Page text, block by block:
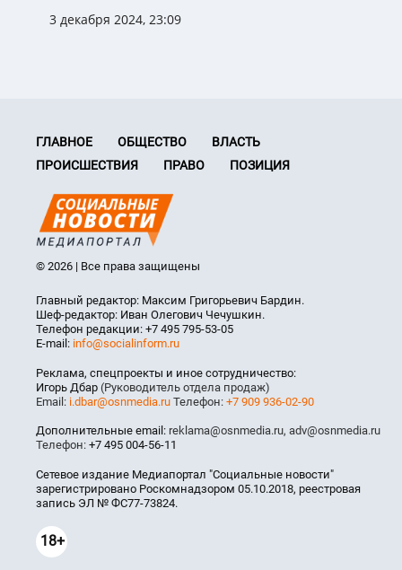
3 декабря 2024, 23:09
ГЛАВНОЕ ОБЩЕСТВО
ВЛАСТЬ
ПРОИСШЕСТВИЯ
ПРАВО ПОЗИЦИЯ
© 2026 | Все права защищены
Главный редактор: Максим Григорьевич Бардин.
Шеф-редактор: Иван Олегович Чечушкин.
Телефон редакции: +7 495 795-53-05
E-mail: info@socialinform.ru
Реклама, спецпроекты и иное сотрудничество:
Игорь Дбар (Руководитель отдела продаж)
Email: i.dbar@osnmedia.ru Телефон: +7 909 936-02-90
Дополнительные email: reklama@osnmedia.ru, adv@osnmedia.ru
Телефон: +7 495 004-56-11
Сетевое издание Медиапортал "Социальные новости"
зарегистрировано Роскомнадзором 05.10.2018, реестровая
запись ЭЛ № ФС77-73824.
18+